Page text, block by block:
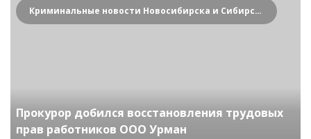
Криминальные новости Новосибирска и Сибирского региона
Прокурор добился восстановления трудовых
прав работников ООО Урман